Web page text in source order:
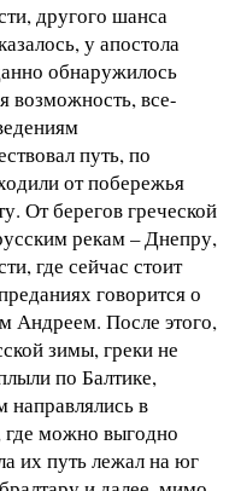
другого шанса
у апостола
обнаружилось
возможность, все-
путь, по
от побережья
От берегов греческой
рекам – Днепру,
где сейчас стоит
говорится о
Андреем. После этого,
зимы, греки не
по Балтике,
направлялись в
можно выгодно
их путь лежал на юг